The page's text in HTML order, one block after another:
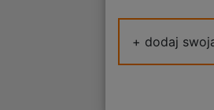
+ dodaj